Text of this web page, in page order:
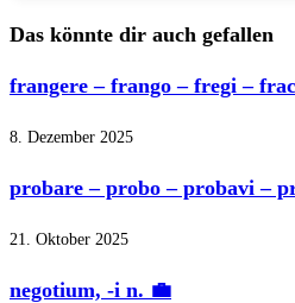
Das könnte dir auch gefallen
frangere – frango – fregi –
8. Dezember 2025
probare – probo – probavi –
21. Oktober 2025
negotium, -i n. 💼